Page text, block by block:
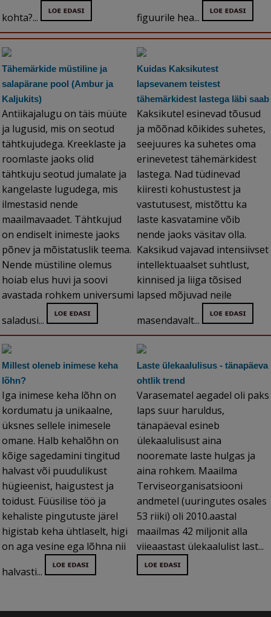
kohta?...
figuurile hea...
Tähemärkide müstiline ja
salapärane pool (Ambur ja
Kaljukits)
Antiikajalugu on täis müüte
ja lugusid, mis on seotud
tähtkujudega. Kreeklaste ja
roomlaste jaoks olid
tähtkuju seotud jumalate ja
kangelaste lugudega, mis
ilmestasid nende
maailmavaadet. Tähtkujud
on endiselt inimeste jaoks
põnev ja mõistatuslik teema.
Nende müstiline olemus
hoiab elus huvi ja soovi
avastada rohkem universumi
saladusi...
Kuidas Kaksikutest
lapsevanem teistest
tähemärkidest lastega läbi saab
Kaksikutel esinevad tõusud
ja mõõnad kõikides suhetes,
seejuures ka suhetes oma
erinevetest tähemärkidest
lastega. Nad tüdinevad
kiiresti kohustustest ja
vastutusest, mistõttu ka
laste kasvatamine võib
nende jaoks väsitav olla.
Kaksikud vajavad intensiivset
intellektuaalset suhtlust,
kinnised ja liiga tõsised
lapsed mõjuvad neile
masendavalt...
Millest oleneb inimese keha
lõhn?
Iga inimese keha lõhn on
kordumatu ja unikaalne,
üksnes sellele inimesele
omane. Halb kehalõhn on
kõige sagedamini tingitud
halvast või puudulikust
hügieenist, haigustest ja
toidust. Füüsilise töö ja
kehaliste pingutuste järel
higistab keha ühtlaselt, higi
on aga vesine ega lõhna nii
halvasti...
Laste ülekaalulisus - tänapäeva
ohtlik trend
Varasematel aegadel oli paks
laps suur haruldus,
tänapäeval esineb
ülekaalulisust aina
nooremate laste hulgas ja
aina rohkem. Maailma
Terviseorganisatsiooni
andmetel (uuringutes osales
53 riiki) oli 2010.aastal
maailmas 42 miljonit alla
viieaastast ülekaalulist last...